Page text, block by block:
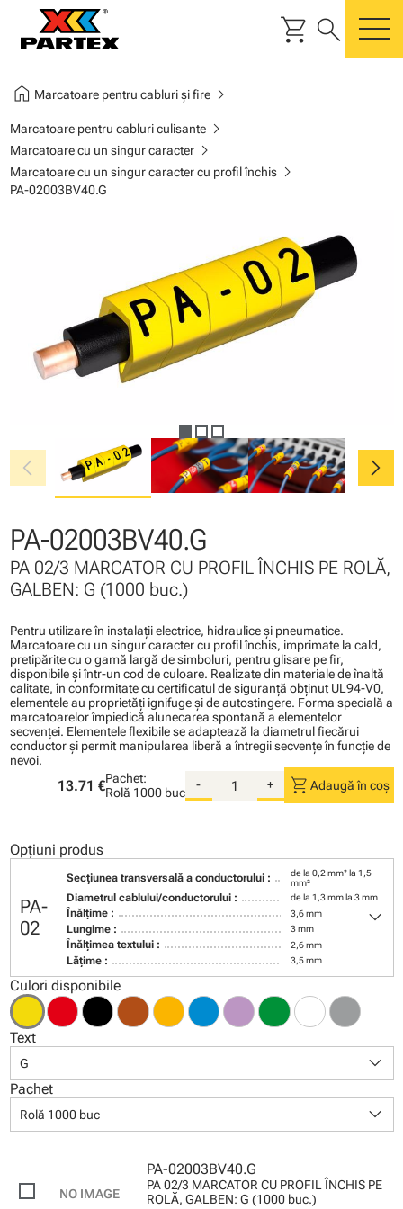
shopping_cart search
home Marcatoare pentru cabluri și firechevron_right
Marcatoare pentru cabluri culisantechevron_right
Marcatoare cu un singur caracterchevron_right
Marcatoare cu un singur caracter cu profil închischevron_right
PA-02003BV40.G
chevron_left chevron_right
PA-02003BV40.G
PA 02/3 MARCATOR CU PROFIL ÎNCHIS PE ROLĂ,
GALBEN: G (1000 buc.)
Pentru utilizare în instalaţii electrice, hidraulice şi pneumatice.
Marcatoare cu un singur caracter cu profil închis, imprimate la cald,
pretipărite cu o gamă largă de simboluri, pentru glisare pe fir,
disponibile şi într-un cod de culoare. Realizate din materiale de înaltă
calitate, în conformitate cu certificatul de siguranţă obţinut UL94-V0,
elementele au proprietăţi ignifuge şi de autostingere. Forma specială a
marcatoarelor împiedică alunecarea spontană a elementelor
secvenţei. Elementele flexibile se adaptează la diametrul fiecărui
conductor şi permit manipularea liberă a întregii secvenţe în funcţie de
nevoi.
13.71 €Pachet:
Rolă 1000 buc
- + shopping_cart Adaugă în coș
Opțiuni produs
PA-
02
Secţiunea transversală a conductorului :
de la 0,2 mm² la 1,5
mm²
Diametrul cablului/conductorului : de la 1,3 mm la 3 mm
Înălţime : 3,6 mm
Lungime : 3 mm
Înălţimea textului : 2,6 mm
Lăţime : 3,5 mm
keyboard_arrow_down
Culori disponibile
Text
G keyboard_arrow_down
Pachet
Rolă 1000 buc keyboard_arrow_down
PA-02003BV40.G
PA 02/3 MARCATOR CU PROFIL ÎNCHIS PE
ROLĂ, GALBEN: G (1000 buc.)